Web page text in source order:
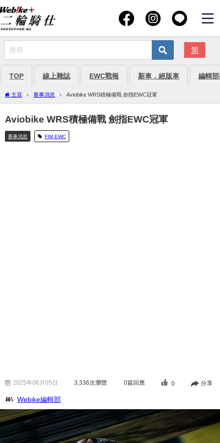
简
TOP 線上雜誌 EWC戰報 新車．絕版車 編輯
主頁 賽事消息 Aviobike WRS積極備戰 劍指EWC冠軍
Aviobike WRS積極備戰 劍指EWC冠軍
賽事消息 FIM EWC
2025年06月05日 3,336次瀏覽 0篇回應 0 分享
Webike編輯部